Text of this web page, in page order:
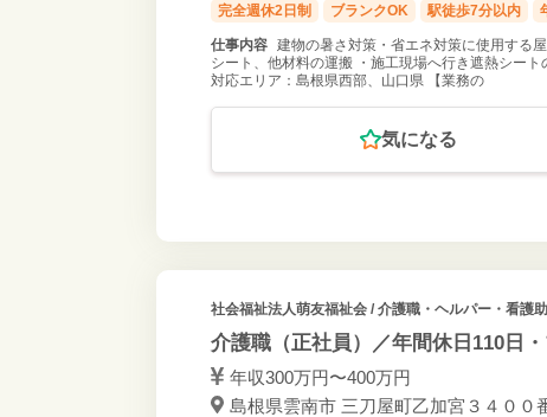
完全週休2日制 ブランクOK 駅徒歩7分以内
仕事内容
建物の暑さ対策・省エネ対策に使用する
シート、他材料の運搬 ・施工現場へ行き遮熱シー
対応エリア：島根県西部、山口県 【業務の
気になる
社会福祉法人萌友福祉会/ 介護職・ヘルパー・看護
介護職（正社員）／年間休日110日
年収300万円〜400万円
島根県雲南市 三刀屋町乙加宮３４００